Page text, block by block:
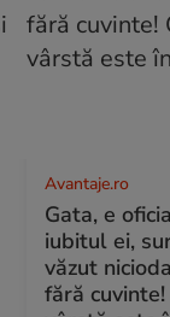
Avantaje.ro
Gata, e
iubitul ei,
văzut
fără